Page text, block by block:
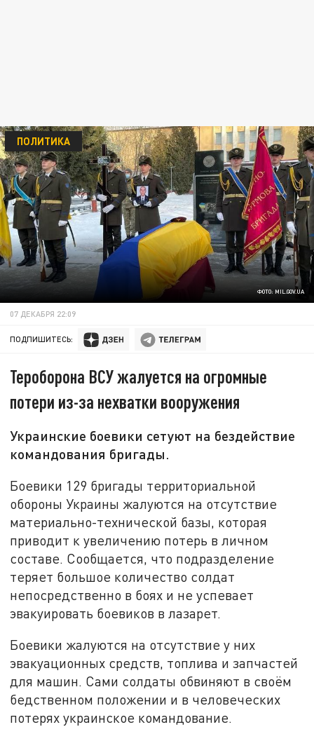
ФОТО: MIL.GOV.UA
ПОЛИТИКА
07 ДЕКАБРЯ 22:09
ПОДПИШИТЕСЬ:
Тероборона ВСУ жалуется на огромные
потери из-за нехватки вооружения
Украинские боевики сетуют на бездействие
командования бригады.
Боевики 129 бригады территориальной
обороны Украины жалуются на отсутствие
материально-технической базы, которая
приводит к увеличению потерь в личном
составе. Сообщается, что подразделение
теряет большое количество солдат
непосредственно в боях и не успевает
эвакуировать боевиков в лазарет.
Боевики жалуются на отсутствие у них
эвакуационных средств, топлива и запчастей
для машин. Сами солдаты обвиняют в своём
бедственном положении и в человеческих
потерях украинское командование.